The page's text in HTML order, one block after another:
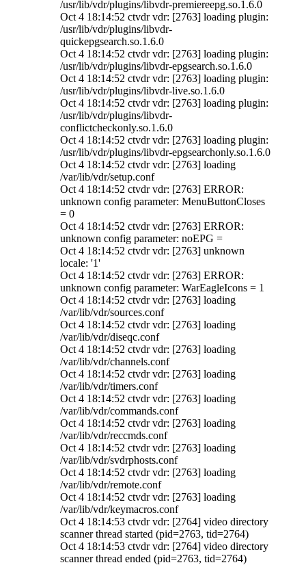
/usr/lib/vdr/plugins/libvdr-premiereepg.so.1.6.0
Oct 4 18:14:52 ctvdr vdr: [2763] loading plugin:
/usr/lib/vdr/plugins/libvdr-
quickepgsearch.so.1.6.0
Oct 4 18:14:52 ctvdr vdr: [2763] loading plugin:
/usr/lib/vdr/plugins/libvdr-epgsearch.so.1.6.0
Oct 4 18:14:52 ctvdr vdr: [2763] loading plugin:
/usr/lib/vdr/plugins/libvdr-live.so.1.6.0
Oct 4 18:14:52 ctvdr vdr: [2763] loading plugin:
/usr/lib/vdr/plugins/libvdr-
conflictcheckonly.so.1.6.0
Oct 4 18:14:52 ctvdr vdr: [2763] loading plugin:
/usr/lib/vdr/plugins/libvdr-epgsearchonly.so.1.6.0
Oct 4 18:14:52 ctvdr vdr: [2763] loading
/var/lib/vdr/setup.conf
Oct 4 18:14:52 ctvdr vdr: [2763] ERROR:
unknown config parameter: MenuButtonCloses
= 0
Oct 4 18:14:52 ctvdr vdr: [2763] ERROR:
unknown config parameter: noEPG =
Oct 4 18:14:52 ctvdr vdr: [2763] unknown
locale: '1'
Oct 4 18:14:52 ctvdr vdr: [2763] ERROR:
unknown config parameter: WarEagleIcons = 1
Oct 4 18:14:52 ctvdr vdr: [2763] loading
/var/lib/vdr/sources.conf
Oct 4 18:14:52 ctvdr vdr: [2763] loading
/var/lib/vdr/diseqc.conf
Oct 4 18:14:52 ctvdr vdr: [2763] loading
/var/lib/vdr/channels.conf
Oct 4 18:14:52 ctvdr vdr: [2763] loading
/var/lib/vdr/timers.conf
Oct 4 18:14:52 ctvdr vdr: [2763] loading
/var/lib/vdr/commands.conf
Oct 4 18:14:52 ctvdr vdr: [2763] loading
/var/lib/vdr/reccmds.conf
Oct 4 18:14:52 ctvdr vdr: [2763] loading
/var/lib/vdr/svdrphosts.conf
Oct 4 18:14:52 ctvdr vdr: [2763] loading
/var/lib/vdr/remote.conf
Oct 4 18:14:52 ctvdr vdr: [2763] loading
/var/lib/vdr/keymacros.conf
Oct 4 18:14:53 ctvdr vdr: [2764] video directory
scanner thread started (pid=2763, tid=2764)
Oct 4 18:14:53 ctvdr vdr: [2764] video directory
scanner thread ended (pid=2763, tid=2764)